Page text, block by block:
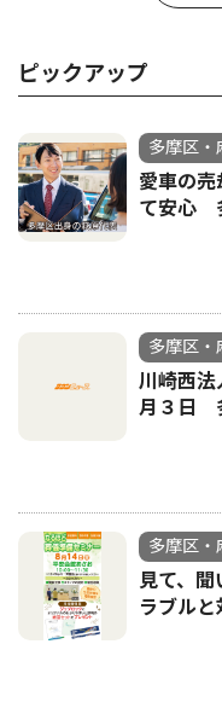
ピックアップ
多摩区・
愛車の売
て安心
多摩区・
川崎西
月３日
多摩区・
見て、
ラブル